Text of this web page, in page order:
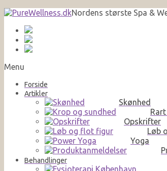
Nordens største Spa &
Menu
Forside
Artikler
Skønhed
Opskrifter
Løb
Yoga
Behandlinger